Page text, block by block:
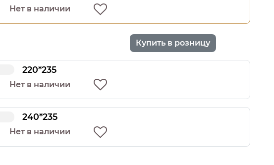
Нет в наличии
Купить в розницу
220*235
Нет в наличии
240*235
Нет в наличии